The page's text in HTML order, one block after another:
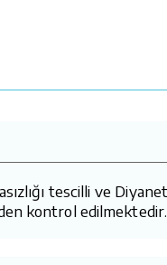
tescilli ve Diyanet
kontrol edilmektedir.